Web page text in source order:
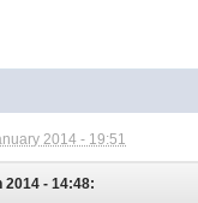
2014 - 19:51
2014 - 14:48: